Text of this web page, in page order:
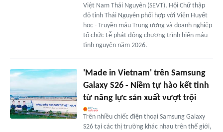
Việt Nam Thái Nguyên (SEVT), Hội Chữ thập
đỏ tỉnh Thái Nguyên phối hợp với Viện Huyết
học - Truyền máu Trung ương và doanh nghiệp
tổ chức Lễ phát động chương trình hiến máu
tình nguyện năm 2026.
'Made in Vietnam' trên Samsung
Galaxy S26 - Niềm tự hào kết tinh
từ năng lực sản xuất vượt trội
Trên nhiều chiếc điện thoại Samsung Galaxy
S26 tại các thị trường khác nhau trên thế giới,